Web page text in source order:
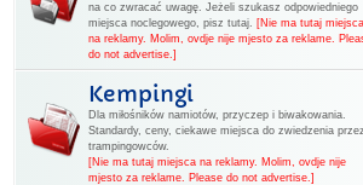
na co zwracać uwagę. Jeżeli szukasz odpowiedniego
miejsca noclegowego, pisz tutaj. [Nie ma tutaj miejsca
na reklamy. Molim, ovdje nije mjesto za reklame.
do not advertise.]
Kempingi
Dla miłośników namiotów, przyczep i biwakowania.
Standardy, ceny, ciekawe miejsca do zwiedzenia przez
trampingowców.
[Nie ma tutaj miejsca na reklamy. Molim, ovdje nije
mjesto za reklame. Please do not advertise.]